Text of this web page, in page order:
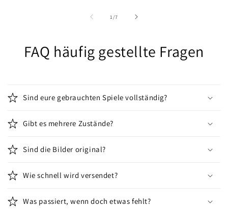
1/von
7
FAQ häufig gestellte Fragen
Sind eure gebrauchten Spiele vollständig?
Gibt es mehrere Zustände?
Sind die Bilder original?
Wie schnell wird versendet?
Was passiert, wenn doch etwas fehlt?